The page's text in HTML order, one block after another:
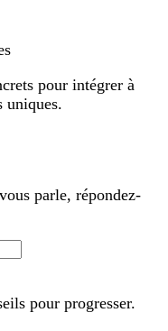
pour intégrer à
uniques.
parle, répondez-
pour progresser.